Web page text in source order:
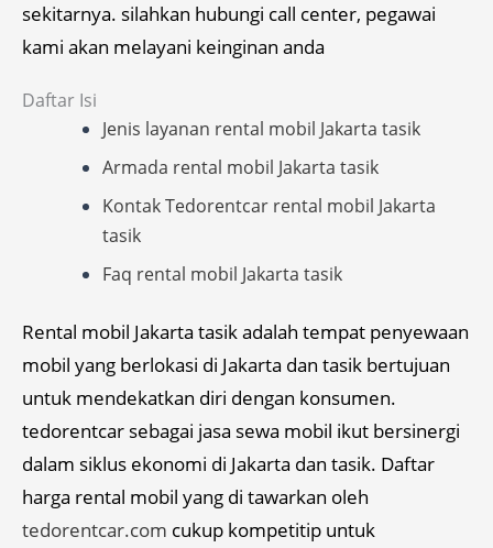
sekitarnya. silahkan hubungi call center, pegawai
kami akan melayani keinginan anda
Daftar Isi
Jenis layanan rental mobil Jakarta tasik
Armada rental mobil Jakarta tasik
Kontak Tedorentcar rental mobil Jakarta
tasik
Faq rental mobil Jakarta tasik
Rental mobil Jakarta tasik adalah tempat penyewaan
mobil yang berlokasi di Jakarta dan tasik bertujuan
untuk mendekatkan diri dengan konsumen.
tedorentcar sebagai jasa sewa mobil ikut bersinergi
dalam siklus ekonomi di Jakarta dan tasik. Daftar
harga rental mobil yang di tawarkan oleh
tedorentcar.com cukup kompetitip untuk